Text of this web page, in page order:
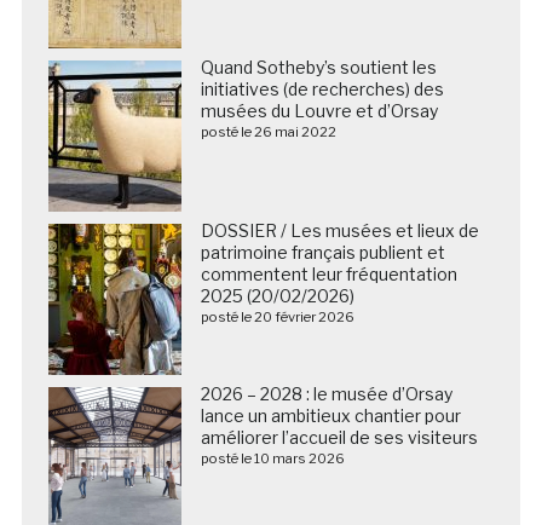
Quand Sotheby’s soutient les
initiatives (de recherches) des
musées du Louvre et d’Orsay
posté le 26 mai 2022
DOSSIER / Les musées et lieux de
patrimoine français publient et
commentent leur fréquentation
2025 (20/02/2026)
posté le 20 février 2026
2026 – 2028 : le musée d’Orsay
lance un ambitieux chantier pour
améliorer l’accueil de ses visiteurs
posté le 10 mars 2026